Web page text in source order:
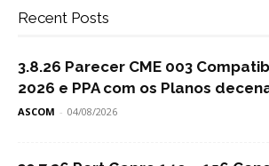
Recent Posts
3.8.26 Parecer CME 003
2026 e PPA com os Planos
ASCOM - 04/08/2026